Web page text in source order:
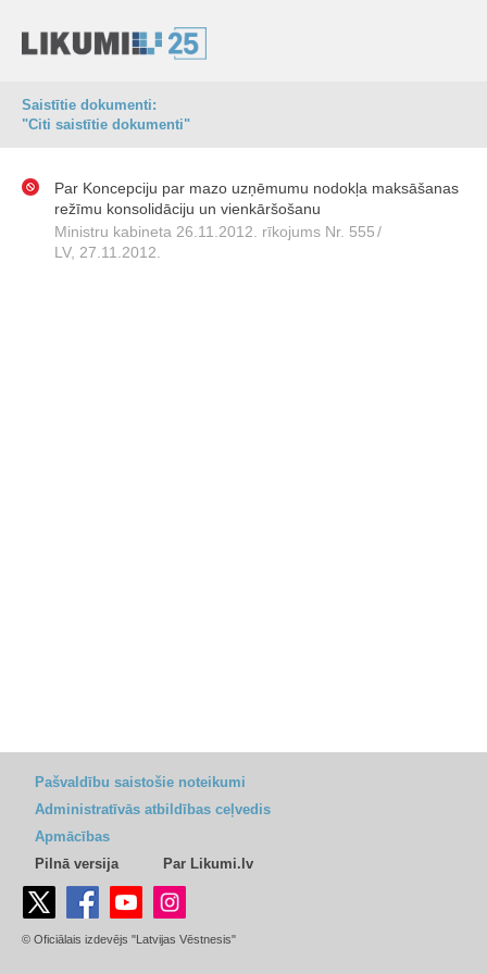
Saistītie dokumenti:
"Citi saistītie dokumenti"
Par Koncepciju par mazo uzņēmumu nodokļa maksāšanas
režīmu konsolidāciju un vienkāršošanu
Ministru kabineta 26.11.2012. rīkojums Nr. 555/
LV, 27.11.2012.
Pašvaldību saistošie noteikumi
Administratīvās atbildības ceļvedis
Apmācības
Pilnā versija
Par Likumi.lv
© Oficiālais izdevējs "Latvijas Vēstnesis"